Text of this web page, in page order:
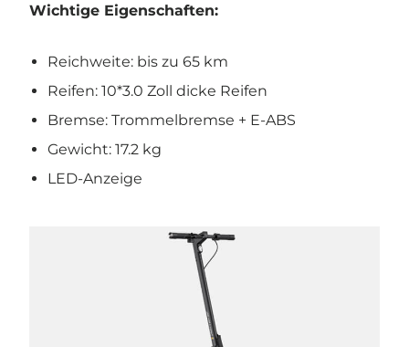
Wichtige Eigenschaften:
Reichweite: bis zu 65 km
Reifen: 10*3.0 Zoll dicke Reifen
Bremse: Trommelbremse + E-ABS
Gewicht: 17.2 kg
LED-Anzeige